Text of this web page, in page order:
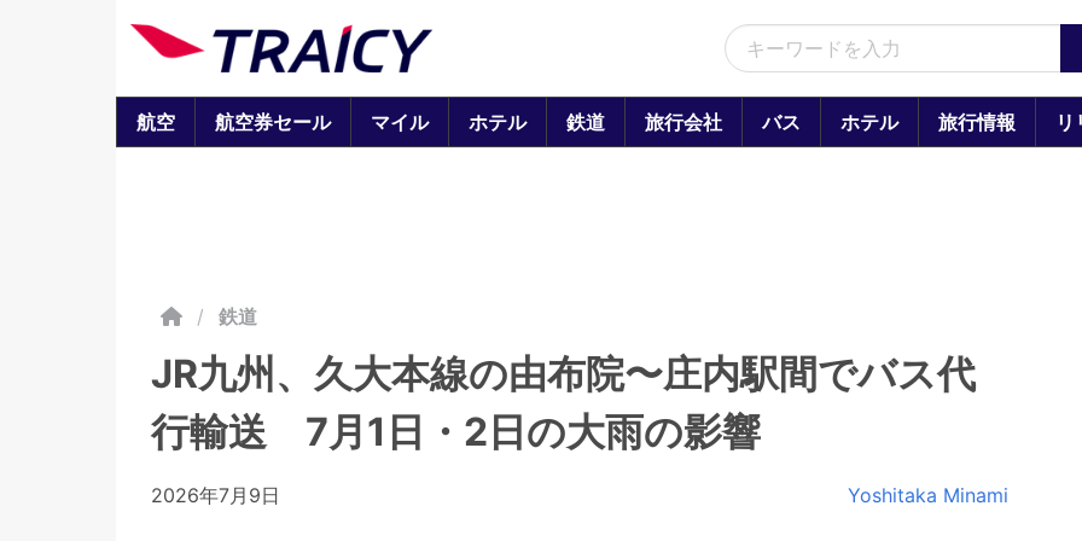
航空 航空券セール マイル ホテル 鉄道 旅行会社 バス ホテル 旅行情報 リ
/ 鉄道
JR九州、久大本線の由布院〜庄内駅間でバス代
行輸送 7月1日・2日の大雨の影響
2026年7月9日 Yoshitaka Minami